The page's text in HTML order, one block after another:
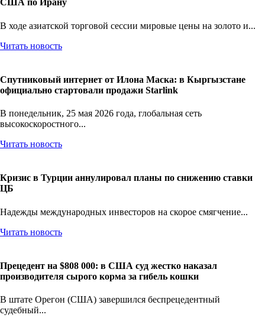
США по Ирану
В ходе азиатской торговой сессии мировые цены на золото и...
Читать новость
Спутниковый интернет от Илона Маска: в Кыргызстане
официально стартовали продажи Starlink
В понедельник, 25 мая 2026 года, глобальная сеть
высокоскоростного...
Читать новость
Кризис в Турции аннулировал планы по снижению ставки
ЦБ
Надежды международных инвесторов на скорое смягчение...
Читать новость
Прецедент на $808 000: в США суд жестко наказал
производителя сырого корма за гибель кошки
В штате Орегон (США) завершился беспрецедентный
судебный...